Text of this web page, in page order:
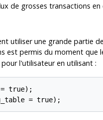
de grosses transactions en
utiliser une grande partie
est permis du moment que
l'utilisateur en utilisant :
= true);
= true);